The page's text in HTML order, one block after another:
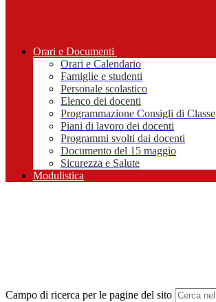
Orari e Documenti
Orari e Calendario
Famiglie e studenti
Personale scolastico
Elenco dei docenti
Programmazione Consigli di Classe
Piani di lavoro dei docenti
Programmi svolti dai docenti
Documento del 15 maggio
Sicurezza e Salute
Modulistica
Campo di ricerca per le pagine del sito